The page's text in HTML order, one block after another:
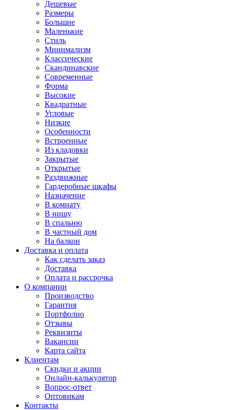
Дешевые
Размеры
Большие
Маленькие
Стиль
Минимализм
Классические
Скандинавские
Современные
Форма
Высокие
Квадратные
Угловые
Низкие
Особенности
Встроенные
Из кладовки
Закрытые
Открытые
Раздвижные
Гардеробные шкафы
Назначение
В комнату
В нишу
В спальню
В частный дом
На балкон
Доставка и оплата
Как сделать заказ
Доставка
Оплата и рассрочка
О компании
Производство
Гарантия
Портфолио
Отзывы
Реквизиты
Вакансии
Карта сайта
Клиентам
Скидки и акции
Онлайн-калькулятор
Вопрос-ответ
Оптовикам
Контакты